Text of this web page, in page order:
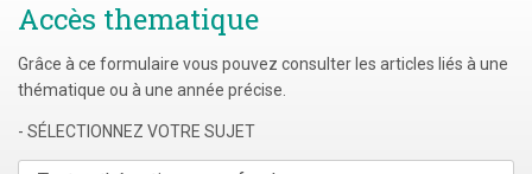
Accès thematique
Grâce à ce formulaire vous pouvez consulter les articles liés à une
thématique ou à une année précise.
- SÉLECTIONNEZ VOTRE SUJET